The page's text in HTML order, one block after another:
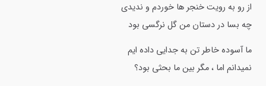
از رو به رویت خنجر ها خوردم و ندیدی
چه بسا در دستان من گل نرگسی بود
ما آسوده خاطر تن به جدایی داده ایم
نمیدانم اما ، مگر بین ما بحثی بود؟